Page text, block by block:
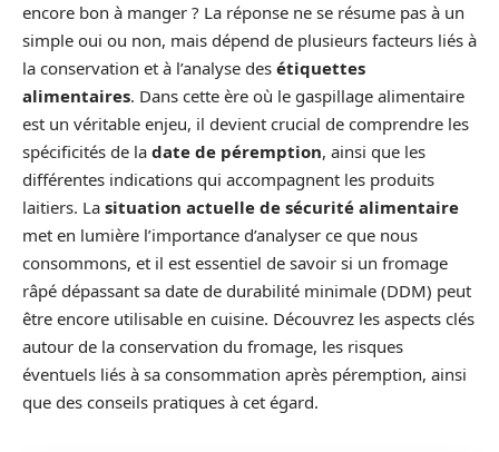
encore bon à manger ? La réponse ne se résume pas à un
simple oui ou non, mais dépend de plusieurs facteurs liés à
la conservation et à l’analyse des étiquettes
alimentaires. Dans cette ère où le gaspillage alimentaire
est un véritable enjeu, il devient crucial de comprendre les
spécificités de la date de péremption, ainsi que les
différentes indications qui accompagnent les produits
laitiers. La situation actuelle de sécurité alimentaire
met en lumière l’importance d’analyser ce que nous
consommons, et il est essentiel de savoir si un fromage
râpé dépassant sa date de durabilité minimale (DDM) peut
être encore utilisable en cuisine. Découvrez les aspects clés
autour de la conservation du fromage, les risques
éventuels liés à sa consommation après péremption, ainsi
que des conseils pratiques à cet égard.